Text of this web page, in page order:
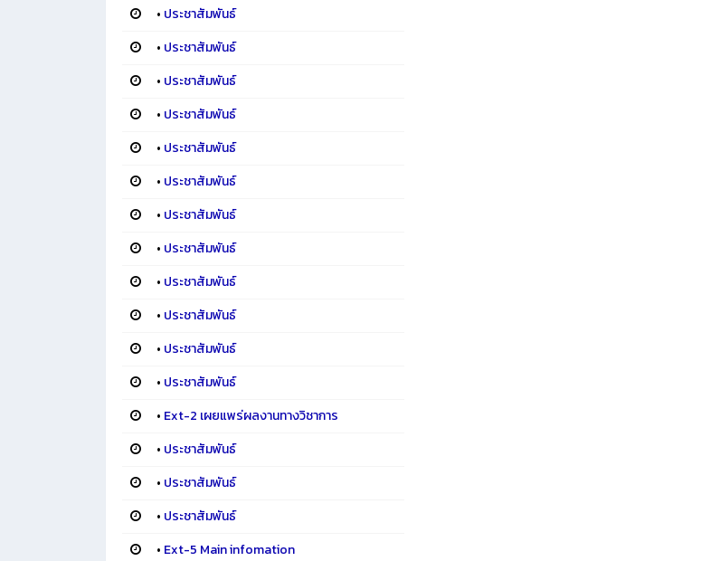
• ประชาสัมพันธ์
• ประชาสัมพันธ์
• ประชาสัมพันธ์
• ประชาสัมพันธ์
• ประชาสัมพันธ์
• ประชาสัมพันธ์
• ประชาสัมพันธ์
• ประชาสัมพันธ์
• ประชาสัมพันธ์
• ประชาสัมพันธ์
• ประชาสัมพันธ์
• ประชาสัมพันธ์
• Ext-2 เผยแพร่ผลงานทางวิชาการ
• ประชาสัมพันธ์
• ประชาสัมพันธ์
• ประชาสัมพันธ์
• Ext-5 Main infomation